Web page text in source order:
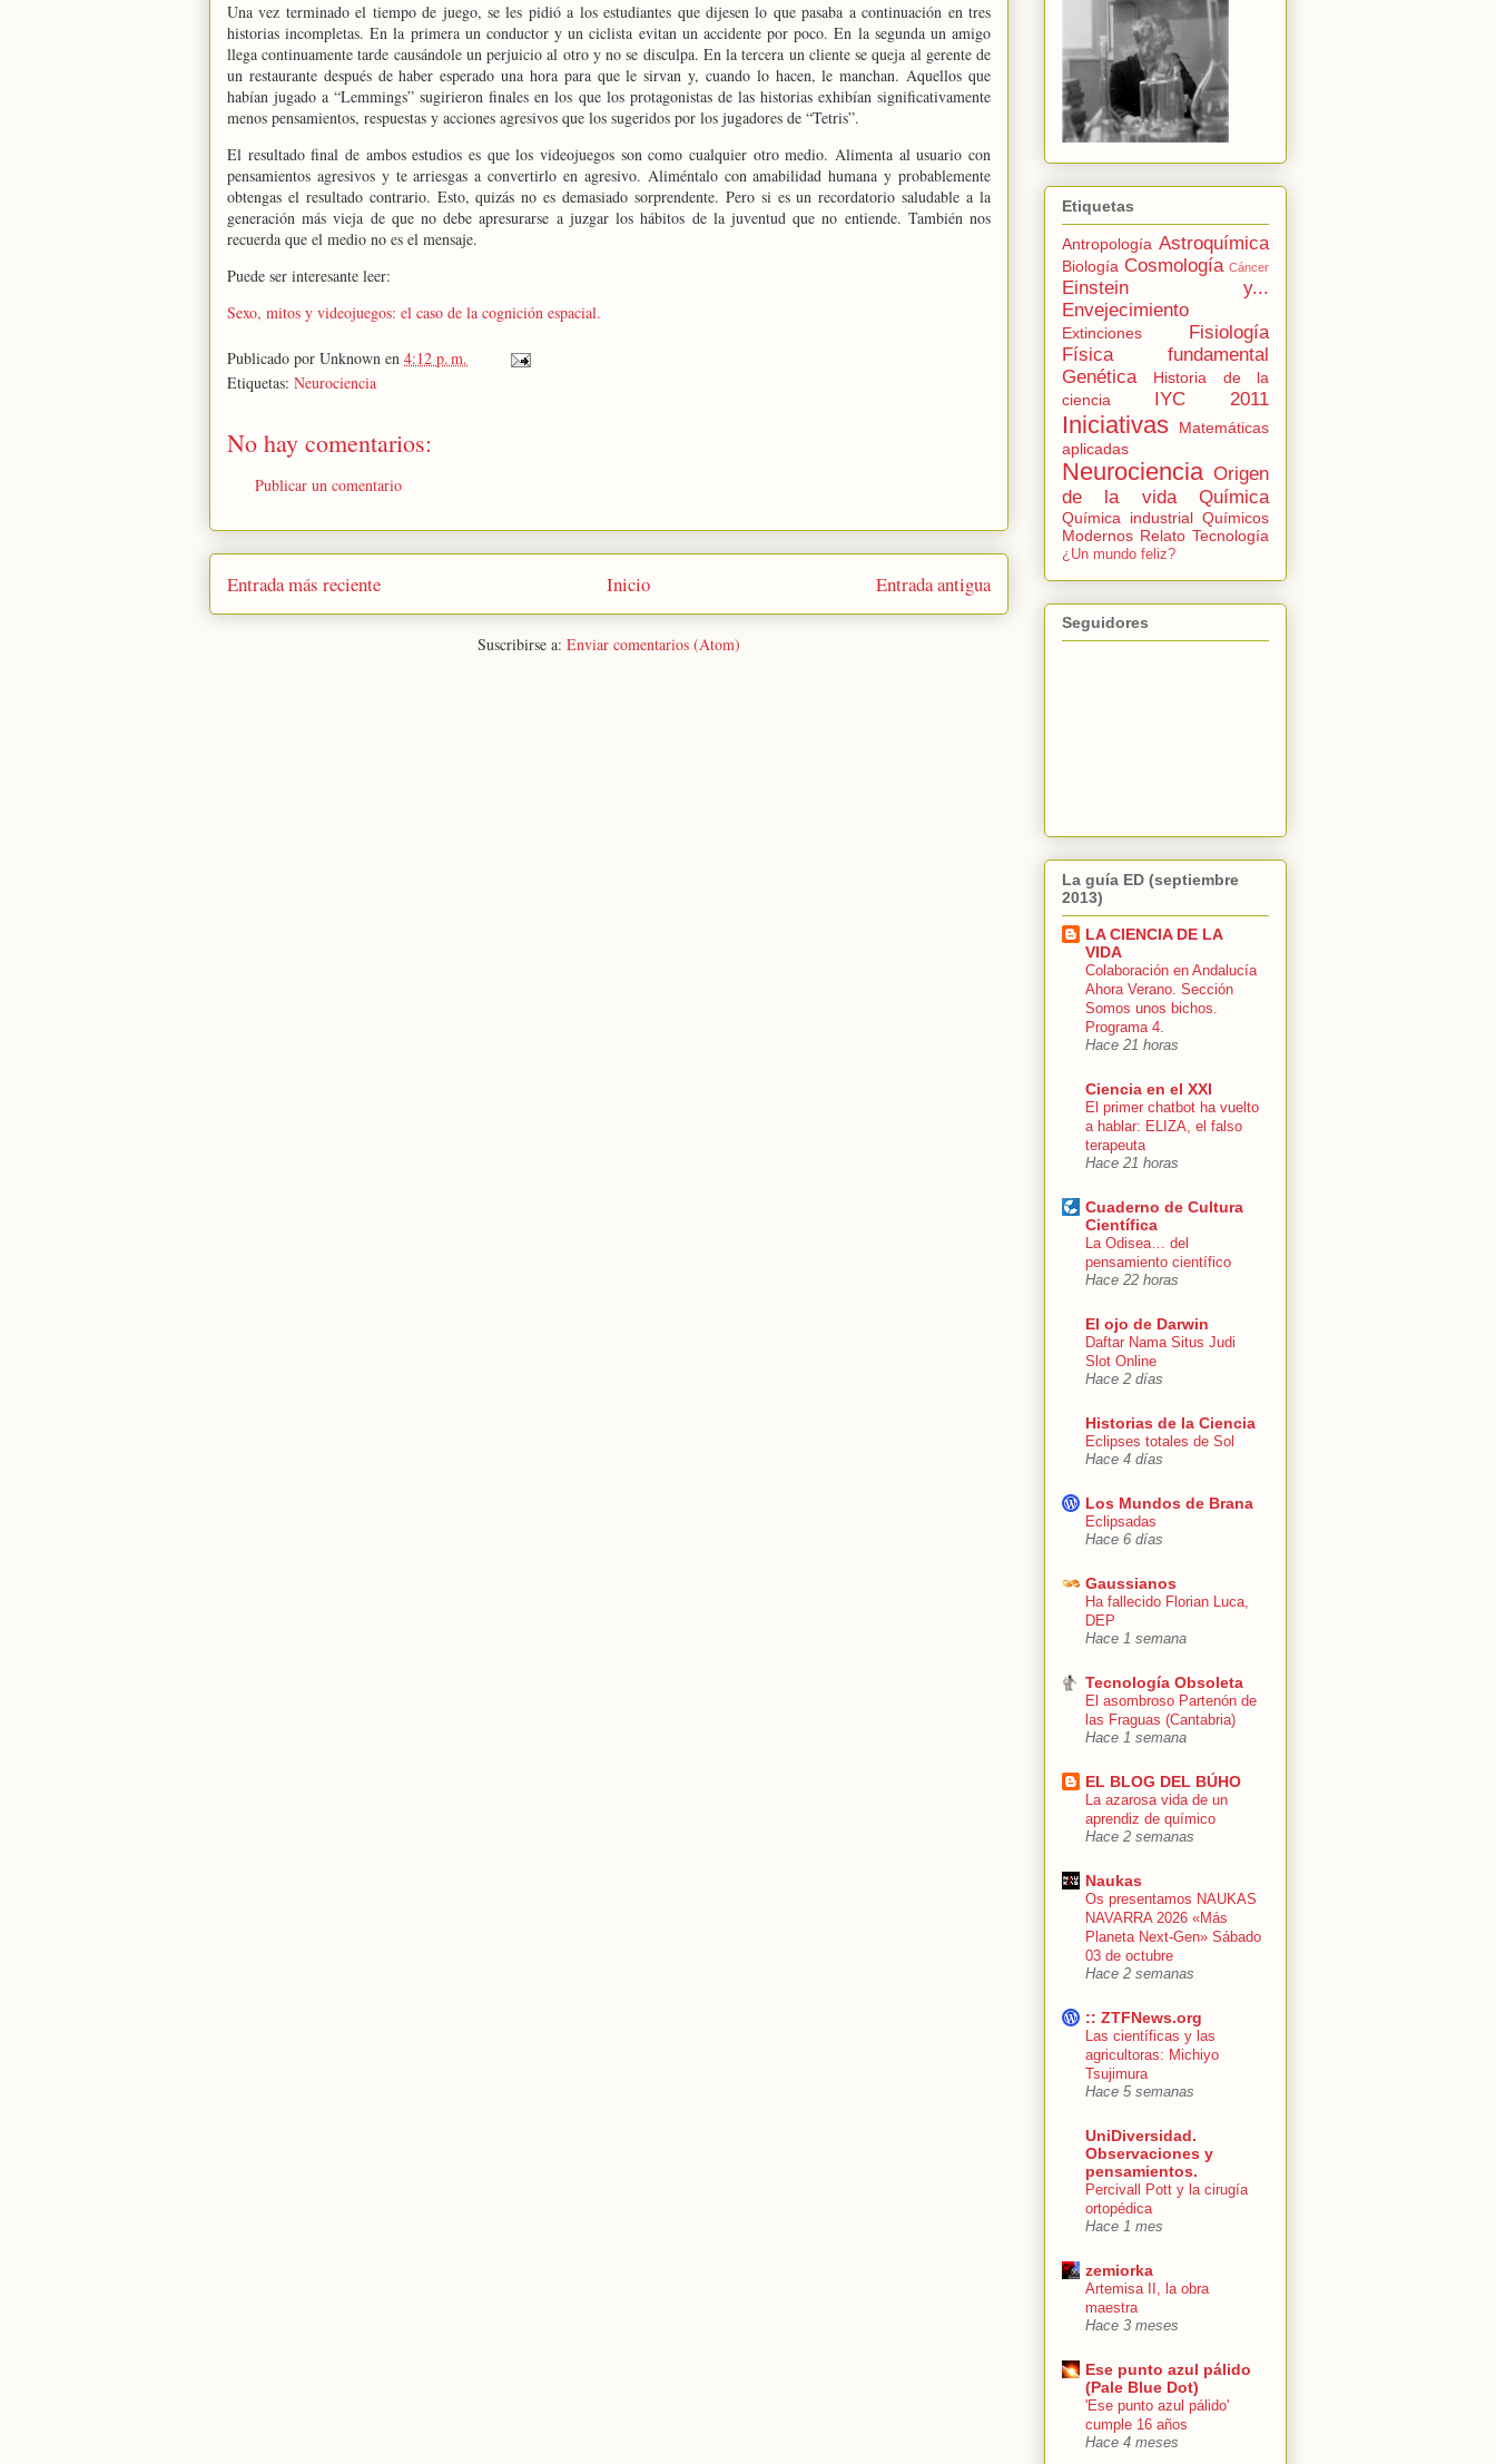
Una vez terminado el tiempo de juego, se les pidió a los estudiantes que dijesen lo que pasaba a continuación en tres
historias incompletas. En la primera un conductor y un ciclista evitan un accidente por poco. En la segunda un amigo
llega continuamente tarde causándole un perjuicio al otro y no se disculpa. En la tercera un cliente se queja al gerente de
un restaurante después de haber esperado una hora para que le sirvan y, cuando lo hacen, le manchan. Aquellos que
habían jugado a “Lemmings” sugirieron finales en los que los protagonistas de las historias exhibían significativamente
menos pensamientos, respuestas y acciones agresivos que los sugeridos por los jugadores de “Tetris”.
El resultado final de ambos estudios es que los videojuegos son como cualquier otro medio. Alimenta al usuario con
pensamientos agresivos y te arriesgas a convertirlo en agresivo. Aliméntalo con amabilidad humana y probablemente
obtengas el resultado contrario. Esto, quizás no es demasiado sorprendente. Pero si es un recordatorio saludable a la
generación más vieja de que no debe apresurarse a juzgar los hábitos de la juventud que no entiende. También nos
recuerda que el medio no es el mensaje.
Puede ser interesante leer:
Sexo, mitos y videojuegos: el caso de la cognición espacial.
Publicado por Unknown en 4:12 p. m.
Etiquetas: Neurociencia
No hay comentarios:
Publicar un comentario
Entrada más reciente Entrada antigua
Inicio
Suscribirse a: Enviar comentarios (Atom)
Etiquetas
Antropología Astroquímica
Biología Cosmología Cáncer
Einstein y...
Envejecimiento
Extinciones
Fisiología
Física fundamental
Genética
Historia de la
ciencia
IYC 2011
Iniciativas
Matemáticas
aplicadas
Neurociencia Origen
de la vida
Química
Química industrial Químicos
Modernos Relato Tecnología
¿Un mundo feliz?
Seguidores
La guía ED (septiembre
2013)
LA CIENCIA DE LA
VIDA
Colaboración en Andalucía
Ahora Verano. Sección
Somos unos bichos.
Programa 4.
Hace 21 horas
Ciencia en el XXI
El primer chatbot ha vuelto
a hablar: ELIZA, el falso
terapeuta
Hace 21 horas
Cuaderno de Cultura
Científica
La Odisea… del
pensamiento científico
Hace 22 horas
El ojo de Darwin
Daftar Nama Situs Judi
Slot Online
Hace 2 días
Historias de la Ciencia
Eclipses totales de Sol
Hace 4 días
Los Mundos de Brana
Eclipsadas
Hace 6 días
Gaussianos
Ha fallecido Florian Luca,
DEP
Hace 1 semana
Tecnología Obsoleta
El asombroso Partenón de
las Fraguas (Cantabria)
Hace 1 semana
EL BLOG DEL BÚHO
La azarosa vida de un
aprendiz de químico
Hace 2 semanas
Naukas
Os presentamos NAUKAS
NAVARRA 2026 «Más
Planeta Next-Gen» Sábado
03 de octubre
Hace 2 semanas
:: ZTFNews.org
Las científicas y las
agricultoras: Michiyo
Tsujimura
Hace 5 semanas
UniDiversidad.
Observaciones y
pensamientos.
Percivall Pott y la cirugía
ortopédica
Hace 1 mes
zemiorka
Artemisa II, la obra
maestra
Hace 3 meses
Ese punto azul pálido
(Pale Blue Dot)
'Ese punto azul pálido'
cumple 16 años
Hace 4 meses